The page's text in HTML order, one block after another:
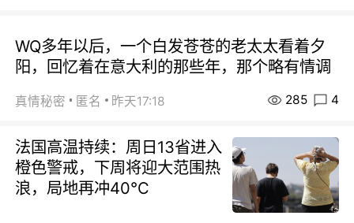
WQ多年以后，一个白发苍苍的老太太看着夕
阳，回忆着在意大利的那些年，那个略有情调
真情秘密 匿名 昨天17:18 285 4
法国高温持续：周日13省进入
橙色警戒，下周将迎大范围热
浪，局地再冲40℃